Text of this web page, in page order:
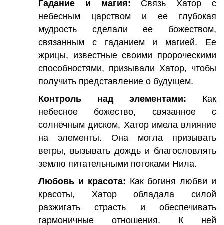
Гадание и магия: Связь Хатор с
небесным царством и ее глубокая
мудрость сделали ее божеством,
связанным с гаданием и магией. Ее
жрицы, известные своими пророческими
способностями, призывали Хатор, чтобы
получить представление о будущем.
Контроль над элементами: Как
небесное божество, связанное с
солнечным диском, Хатор имела влияние
на элементы. Она могла призывать
ветры, вызывать дождь и благословлять
землю питательными потоками Нила.
Любовь и красота: Как богиня любви и
красоты, Хатор обладала силой
разжигать страсть и обеспечивать
гармоничные отношения. К ней